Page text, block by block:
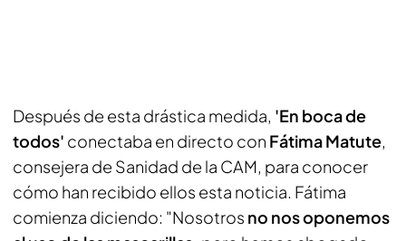
Después de esta drástica medida, 'En boca de
todos' conectaba en directo con Fátima Matute,
consejera de Sanidad de la CAM, para conocer
cómo han recibido ellos esta noticia. Fátima
comienza diciendo: "Nosotros no nos oponemos